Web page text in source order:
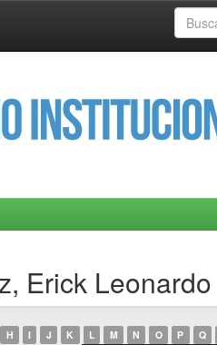
Erick Leonardo
H I J K L M N O P Q